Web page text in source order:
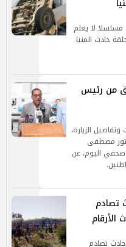
مسلسلا لا يعلم
حادث المنيا
من رئيس
الزيارة،
مصطفى
صحفي اليوم، عن
تصادم
الأرقام
تصادم